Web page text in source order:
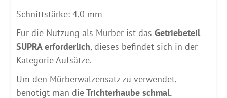
Schnittstärke: 4,0 mm
Für die Nutzung als Mürber ist dasGetriebeteil
SUPRA erforderlich, dieses befindet sich in der
Kategorie Aufsätze.
Um den Mürberwalzensatz zu verwendet,
benötigt man dieTrichterhaube schmal.